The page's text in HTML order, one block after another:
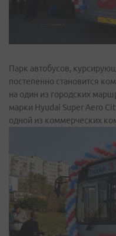
Парк автобусов,
постепенно становится
на один из городских
марки Hyudai Super Aero
одной из коммерческих